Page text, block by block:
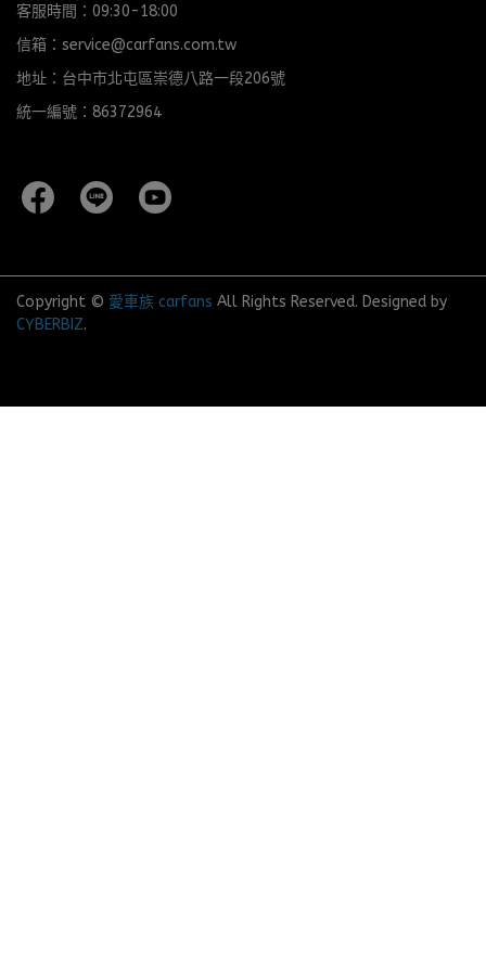
客服時間：09:30-18:00
信箱：service@carfans.com.tw
地址：台中市北屯區崇德八路一段206號
統一編號：86372964
Copyright © 愛車族 carfans All Rights Reserved. Designed by
CYBERBIZ.